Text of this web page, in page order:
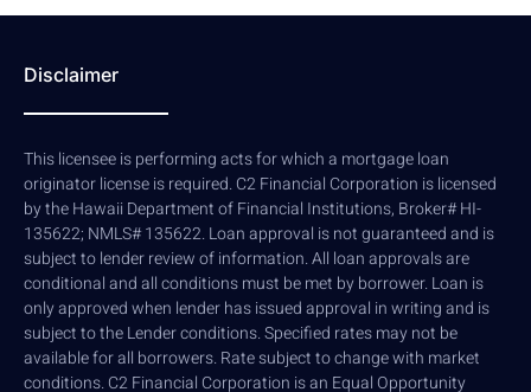
Disclaimer
This licensee is performing acts for which a mortgage loan
originator license is required. C2 Financial Corporation is licensed
by the Hawaii Department of Financial Institutions, Broker# HI-
135622; NMLS# 135622. Loan approval is not guaranteed and is
subject to lender review of information. All loan approvals are
conditional and all conditions must be met by borrower. Loan is
only approved when lender has issued approval in writing and is
subject to the Lender conditions. Specified rates may not be
available for all borrowers. Rate subject to change with market
conditions. C2 Financial Corporation is an Equal Opportunity